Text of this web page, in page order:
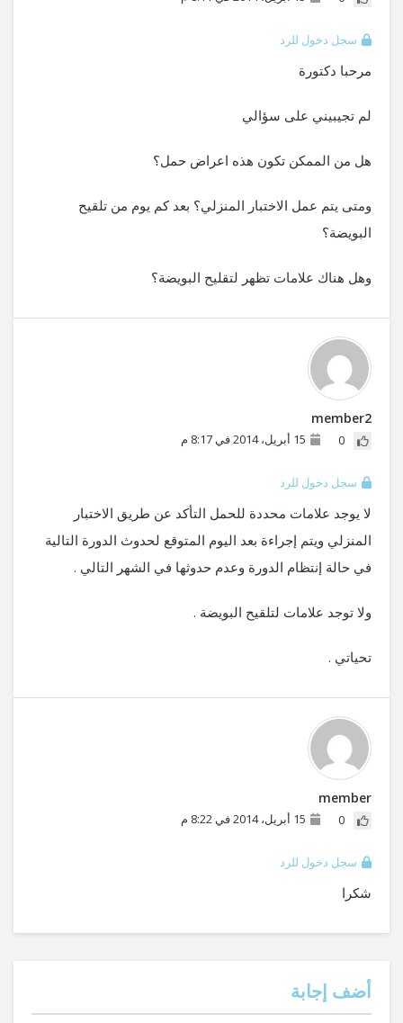
سجل دخول للرد
مرحبا دكتورة
لم تجيبيني على سؤالي
هل من الممكن تكون هذه اعراض حمل؟
ومتى يتم عمل الاختبار المنزلي؟ بعد كم يوم من تلقيح
البويضة؟
وهل هناك علامات تظهر لتقليح البويضة؟
member2
0 15 أبريل، 2014 في 8:17 م
سجل دخول للرد
لا يوجد علامات محددة للحمل التأكد عن طريق الاختبار
المنزلي ويتم إجراءة بعد اليوم المتوقع لحدوث الدورة التالية
في حالة إنتظام الدورة وعدم حدوثها في الشهر التالي .
ولا توجد علامات لتلقيح البويضة .
تحياتي .
member
0 15 أبريل، 2014 في 8:22 م
سجل دخول للرد
شكرا
‫أضف إجابة